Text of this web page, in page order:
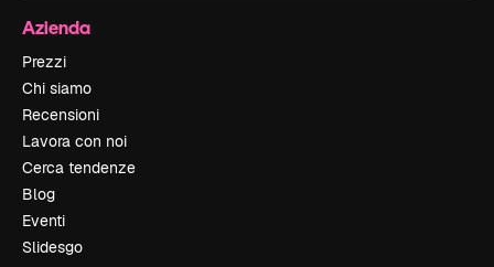
Azienda
Prezzi
Chi siamo
Recensioni
Lavora con noi
Cerca tendenze
Blog
Eventi
Slidesgo